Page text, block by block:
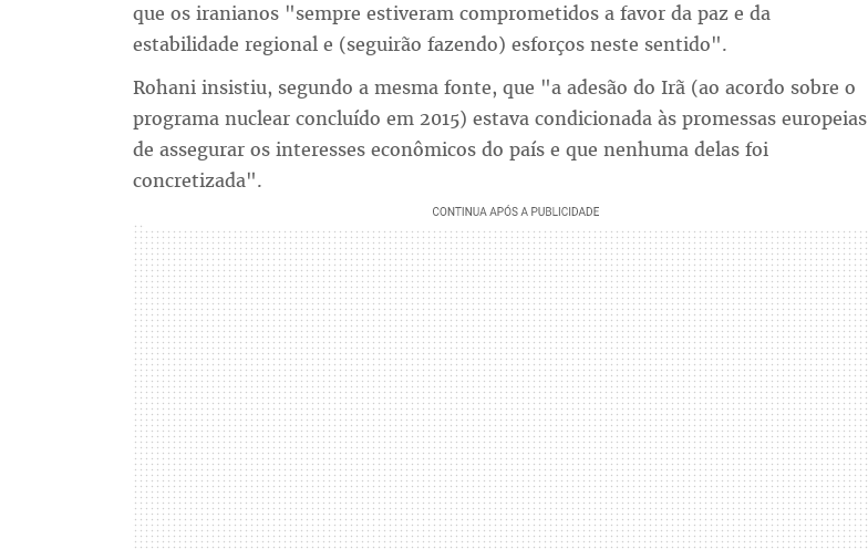
que os iranianos "sempre estiveram comprometidos a favor da paz e da
estabilidade regional e (seguirão fazendo) esforços neste sentido".
Rohani insistiu, segundo a mesma fonte, que "a adesão do Irã (ao acordo sobre o
programa nuclear concluído em 2015) estava condicionada às promessas europeias
de assegurar os interesses econômicos do país e que nenhuma delas foi
concretizada".